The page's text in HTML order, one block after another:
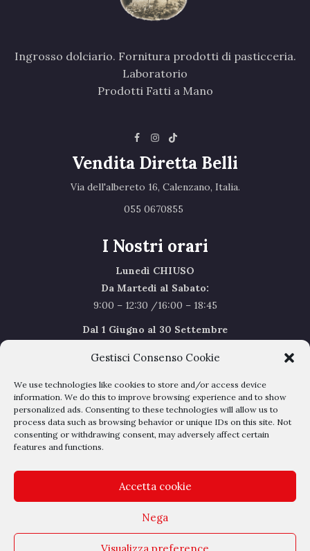
Gestisci Consenso Cookie
We use technologies like cookies to store and/or access device
information. We do this to improve browsing experience and to show
personalized ads. Consenting to these technologies will allow us to
process data such as browsing behavior or unique IDs on this site. Not
consenting or withdrawing consent, may adversely affect certain
features and functions.
Accetta cookie
Nega
Visualizza preference
Ingrosso dolciario. Fornitura prodotti di pasticceria.
Laboratorio
Prodotti Fatti a Mano
Vendita Diretta Belli
Via dell'albereto 16, Calenzano, Italia.‎
055 0670855 ‎
I Nostri orari
Lunedì CHIUSO
Da Martedi al Sabato:
9:00 – 12:30 /16:00 – 18:45
Dal 1 Giugno al 30 Settembre
Sabato Agosto Chiusi
I chiusi per Ferie dal 1 al 24Agosto
Privacy Policy–Cookie Policy
Outlet Belli - Via dell'albereto 16 - 50041 Calenzano - P.IVA